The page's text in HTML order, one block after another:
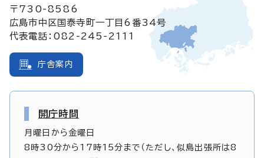
〒730-8586
広島市中区国泰寺町一丁目6番34号
代表電話：082-245-2111
庁舎案内
開庁時間
月曜日から金曜日
8時30分から17時15分まで（ただし、似島出張所は8